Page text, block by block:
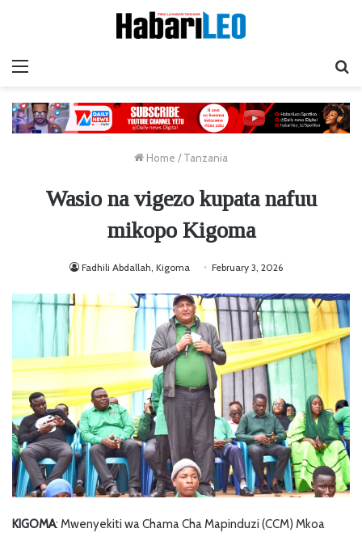
Home / Tanzania
Wasio na vigezo kupata nafuu
mikopo Kigoma
Fadhili Abdallah, Kigoma February 3, 2026
KIGOMA: Mwenyekiti wa Chama Cha Mapinduzi (CCM) Mkoa